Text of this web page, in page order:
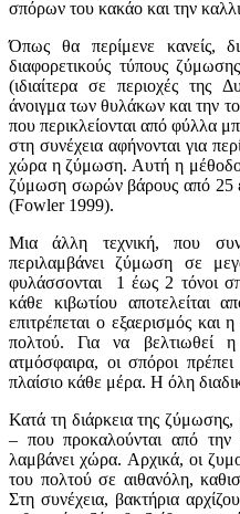
σπόρων του κακάο και την
Όπως θα περίμενε κανείς,
διαφορετικούς τύπους
(ιδιαίτερα σε περιοχές της
άνοιγμα των θυλάκων και την
που περικλείονται από φύλλα
στη συνέχεια αφήνονται για
χώρα η ζύμωση. Αυτή η
ζύμωση σωρών βάρους από 25
(Fowler 1999).
Μια άλλη τεχνική, που
περιλαμβάνει ζύμωση σε
φυλάσσονται 1 έως 2 τόνοι
κάθε κιβωτίου αποτελείται
επιτρέπεται ο εξαερισμός και
πολτού. Για να
ατμόσφαιρα, οι σπόροι πρέπει
πλαίσιο κάθε μέρα. Η όλη
Κατά τη διάρκεια της ζύμωσης,
– που προκαλούνται από την
λαμβάνει χώρα. Αρχικά, οι
του πολτού σε αιθανόλη,
Στη συνέχεια, βακτήρια